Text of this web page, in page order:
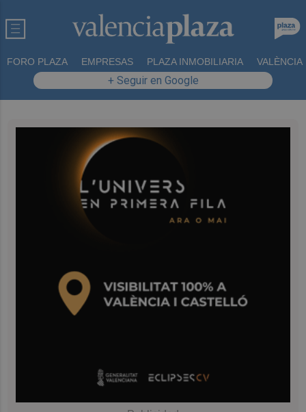
FORO PLAZA EMPRESAS PLAZA INMOBILIARIA VALÈNCIA
+ Seguir en Google